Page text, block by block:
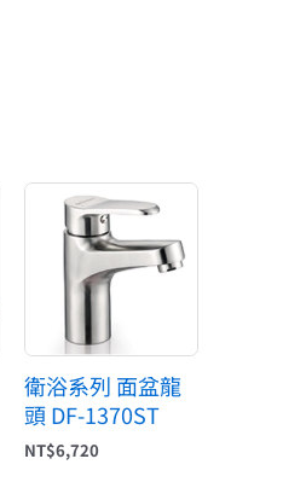
衛浴系列 面盆龍
頭 DF-1370ST
NT$6,720